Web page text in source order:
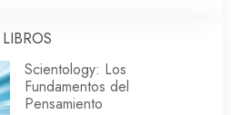
LIBROS
Scientology: Los
Fundamentos del
Pensamiento